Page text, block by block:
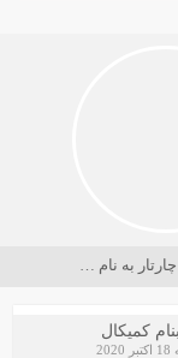
دانلود آهنگ چارتار به نام دریا کجاست
کمیکال